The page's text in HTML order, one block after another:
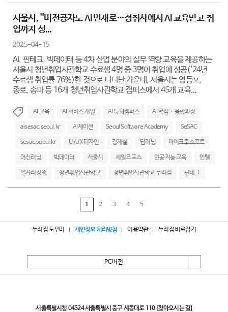
서울시, ''비전공자도 AI 인재로…청취사에서 AI 교육받고 취
업까지 성...
2025-04-15
AI, 핀테크, 빅데이터 등 4차 산업 분야의 실무 역량 교육을 제공하는
서울시 청년취업사관학교 수료생 4명 중 3명이 취업에 성공('24년
수료생 취업률 76%)한 것으로 나타난 가운데, 서울시는 영등포,
종로, 송파 등 16개 청년취업사관학교 캠퍼스에서 45개 교육...
AI 교육 AI 서비스 개발 AI 특화캠퍼스 AI 핵심・융합과정
aisesac.seoul.kr AI제이션 Seoul Software Academy SeSAC
sesac.seoul.kr UI/UX 디자인 경제실 딥러닝 마이크로소프트
머신러닝 빅데이터 서울시 세일즈포스 인공지능 교육 인텔
일자리정책 청년취업사관학교 청년취업사관학교 누리집 핀테크
1 2 3 4 5
누리집 도우미 개인정보 처리방침 이용약관 누리집 바로잡기
PC버전
서울특별시청 04524 서울특별시 중구 세종대로 110 [찾아오시는 길]